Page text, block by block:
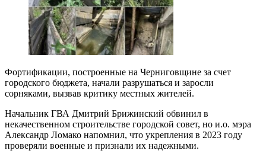
Фортификации, построенные на Черниговщине за счет
городского бюджета, начали разрушаться и заросли
сорняками, вызвав критику местных жителей.
Начальник ГВА Дмитрий Брижинский обвинил в
некачественном строительстве городской совет, но и.о. мэра
Александр Ломако напомнил, что укрепления в 2023 году
проверяли военные и признали их надежными.